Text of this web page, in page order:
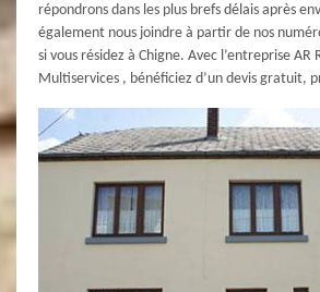
répondrons dans les plus brefs délais après
également nous joindre à partir de nos
si vous résidez à Chigne. Avec l’entreprise AR
Multiservices , bénéficiez d’un devis gratuit,